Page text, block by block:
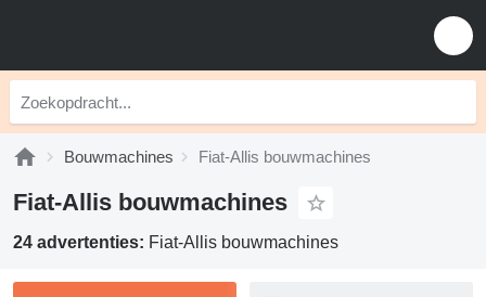
Bouwmachines Fiat-Allis bouwmachines
Fiat-Allis bouwmachines
24 advertenties: Fiat-Allis bouwmachines